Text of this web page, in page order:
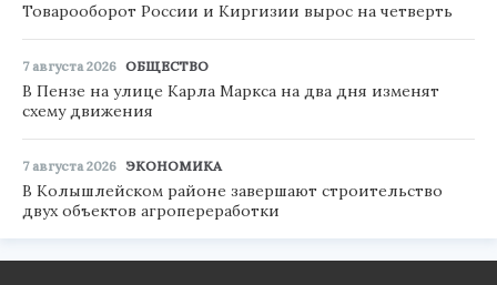
Товарооборот России и Киргизии вырос на четверть
7 августа 2026 ОБЩЕСТВО
В Пензе на улице Карла Маркса на два дня изменят
схему движения
7 августа 2026 ЭКОНОМИКА
В Колышлейском районе завершают строительство
двух объектов агропереработки